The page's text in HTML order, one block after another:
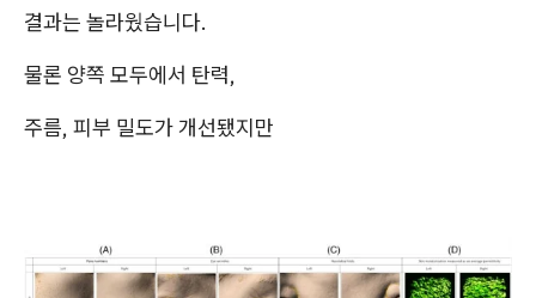
결과는 놀라웠습니다.
물론 양쪽 모두에서 탄력,
주름, 피부 밀도가 개선됐지만